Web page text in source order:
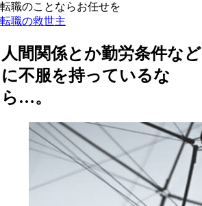
転職のことならお任せを
転職の救世主
人間関係とか勤労条件など
に不服を持っているな
ら…。